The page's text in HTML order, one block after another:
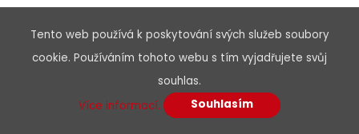
Facebook
YouTube
Tento web používá k poskytování svých služeb soubory
cookie. Používáním tohoto webu s tím vyjadřujete svůj
souhlas.
Více informací.
Souhlasím